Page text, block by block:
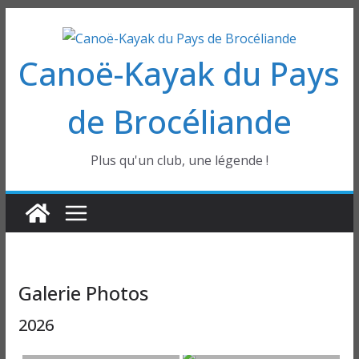
contenu
Canoë-Kayak du Pays
de Brocéliande
Plus qu'un club, une légende !
Galerie Photos
2026